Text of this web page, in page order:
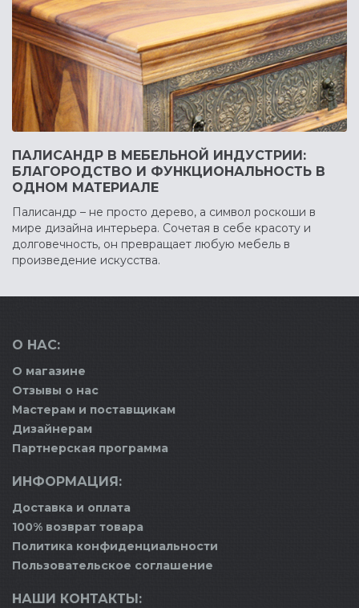
ПАЛИСАНДР В МЕБЕЛЬНОЙ ИНДУСТРИИ:
БЛАГОРОДСТВО И ФУНКЦИОНАЛЬНОСТЬ В
ОДНОМ МАТЕРИАЛЕ
Палисандр – не просто дерево, а символ роскоши в
мире дизайна интерьера. Сочетая в себе красоту и
долговечность, он превращает любую мебель в
произведение искусства.
О НАС:
О магазине
Отзывы о нас
Мастерам и поставщикам
Дизайнерам
Партнерская программа
ИНФОРМАЦИЯ:
Доставка и оплата
100% возврат товара
Политика конфиденциальности
Пользовательское соглашение
НАШИ КОНТАКТЫ: